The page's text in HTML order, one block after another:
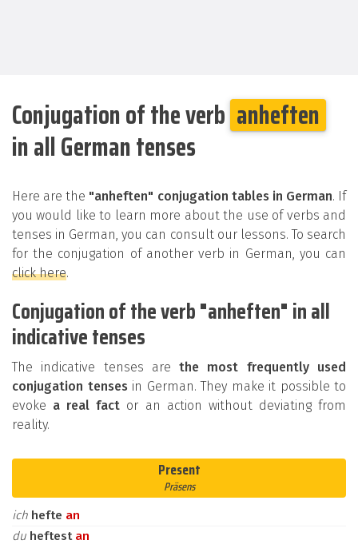
Conjugation of the verb anheften
in all German tenses
Here are the "anheften" conjugation tables in German. If
you would like to learn more about the use of verbs and
tenses in German, you can consult our lessons. To search
for the conjugation of another verb in German, you can
click here.
Conjugation of the verb "anheften" in all
indicative tenses
The indicative tenses arethe most frequently used
conjugation tenses in German. They make it possible to
evoke a real fact or an action without deviating from
reality.
Present
Präsens
ich hefte an
du heftest an